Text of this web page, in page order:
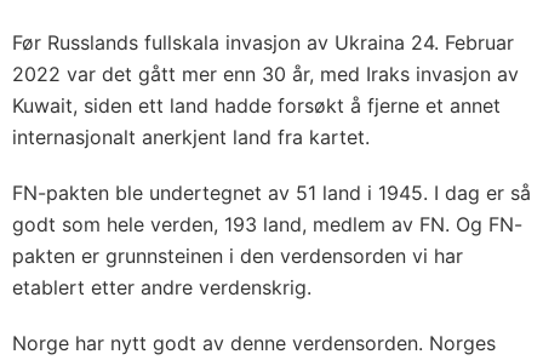
Før Russlands fullskala invasjon av Ukraina 24. Februar
2022 var det gått mer enn 30 år, med Iraks invasjon av
Kuwait, siden ett land hadde forsøkt å fjerne et annet
internasjonalt anerkjent land fra kartet.
FN-pakten ble undertegnet av 51 land i 1945. I dag er så
godt som hele verden, 193 land, medlem av FN. Og FN-
pakten er grunnsteinen i den verdensorden vi har
etablert etter andre verdenskrig.
Norge har nytt godt av denne verdensorden. Norges